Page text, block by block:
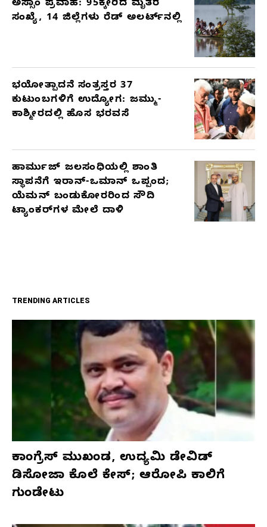
ಅಸ್ಸಾಂ ಪ್ರವಾಹ: 95ಕ್ಕೇರಿದ ಮೃತರ
ಸಂಖ್ಯೆ, 14 ಜಿಲ್ಲೆಗಳು ರೆಡ್ ಅಲರ್ಟ್‌ನಲ್ಲಿ
ಭಯೋತ್ಪಾದನೆ ಸಂತ್ರಸ್ತರ 37
ಕುಟುಂಬಗಳಿಗೆ ಉದ್ಯೋಗ: ಜಮ್ಮು-
ಕಾಶ್ಮೀರದಲ್ಲಿ ಹೊಸ ಭರವಸೆ
ಹಾರ್ಮುಜ್ ಜಲಸಂಧಿಯಲ್ಲಿ ಶಾಂತಿ
ಸ್ಥಾಪನೆಗೆ ಇರಾನ್-ಒಮಾನ್ ಒಪ್ಪಂದ;
ಯೆಮನ್ ಬಂಡುಕೋರರಿಂದ ಸೌದಿ
ಟ್ಯಾಂಕರ್‌ಗಳ ಮೇಲೆ ದಾಳಿ
TRENDING ARTICLES
ಕಾಂಗ್ರೆಸ್‌ ಮುಖಂಡ, ಉದ್ಯಮಿ ಡೇವಿಡ್‌
ಡಿಸೋಜಾ ಕೊಲೆ ಕೇಸ್;‌ ಆರೋಪಿ ಕಾಲಿಗೆ
ಗುಂಡೇಟು